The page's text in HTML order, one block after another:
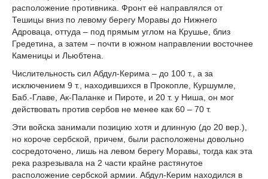
расположение противника. Фронт её направлялся от
Тешицы вниз по левому берегу Моравы до Нижнего
Адроваца, оттуда – под прямым углом на Крушье, близ
Гредетина, а затем – почти в южном направлении восточнее
Каменицы и Льюбтена.
Числительность сил Абдул-Керима – до 100 т., а за
исключением 9 т., находившихся в Прокопле, Куршумле,
Баб.-Главе, Ак-Паланке и Пироте, и 20 т. у Ниша, он мог
действовать против сербов не менее как 60 – 70 т.
Эти войска занимали позицию хотя и длинную (до 20 вер.),
но короче сербской, причем, были расположены довольно
сосредоточено, лишь на левом берегу Моравы, тогда как эта
река разрезывала на 2 части крайне растянутое
расположение сербской армии. Абдул-Керим находился в